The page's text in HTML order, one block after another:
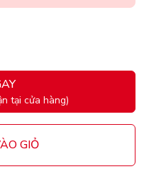
tại cửa hàng)
GIỎ